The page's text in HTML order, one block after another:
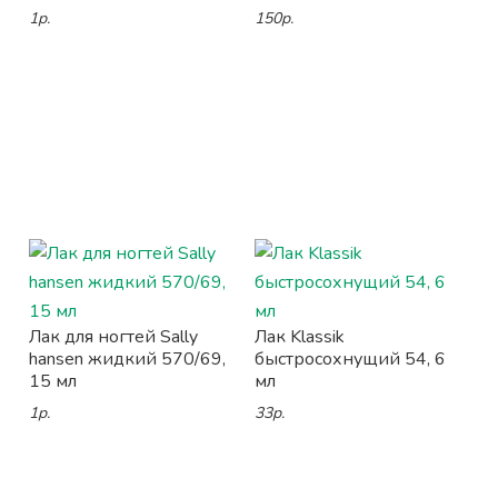
1р. 150р.
Лак для ногтей Sally
hansen жидкий 570/69,
15 мл
1р.
Лак Klassik
быстросохнущий 54, 6
мл
33р.